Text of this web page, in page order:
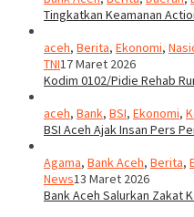
Tingkatkan Keamanan
aceh, Berita, Ekonomi,
TNI17 Maret 2026
Kodim 0102/Pidie Rehab
aceh, Bank, BSI, Ekonomi,
BSI Aceh Ajak Insan Pers
Agama, Bank Aceh, Berita,
News13 Maret 2026
Bank Aceh Salurkan Zakat